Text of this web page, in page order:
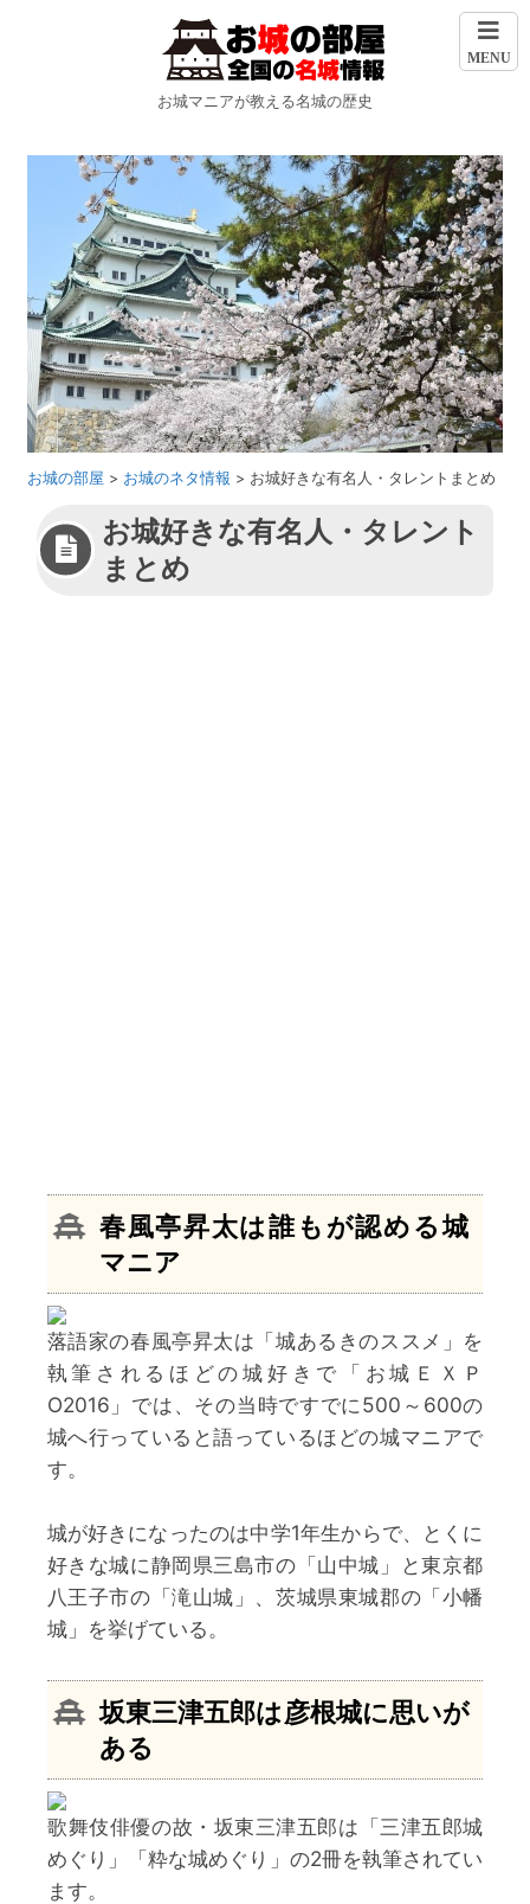
MENU
お城マニアが教える名城の歴史
お城の部屋 > お城のネタ情報 > お城好きな有名人・タレントまとめ
お城好きな有名人・タレント
まとめ
春風亭昇太は誰もが認める城
マニア
落語家の春風亭昇太は「城あるきのススメ」を
執筆されるほどの城好きで「お城ＥＸＰ
O2016」では、その当時ですでに500～600の
城へ行っていると語っているほどの城マニアで
す。
城が好きになったのは中学1年生からで、とくに
好きな城に静岡県三島市の「山中城」と東京都
八王子市の「滝山城」、茨城県東城郡の「小幡
城」を挙げている。
坂東三津五郎は彦根城に思いが
ある
歌舞伎俳優の故・坂東三津五郎は「三津五郎城
めぐり」「粋な城めぐり」の2冊を執筆されてい
ます。